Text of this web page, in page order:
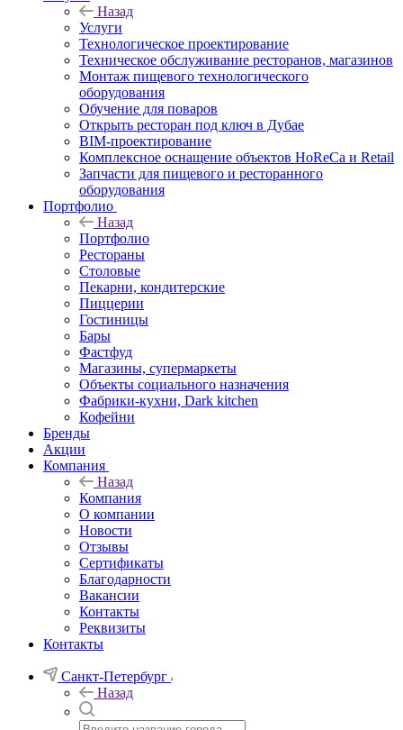
Назад
Услуги
Технологическое проектирование
Техническое обслуживание ресторанов, магазинов
Монтаж пищевого технологического
оборудования
Обучение для поваров
Открыть ресторан под ключ в Дубае
BIM-проектирование
Комплексное оснащение объектов HoReCa и Retail
Запчасти для пищевого и ресторанного
оборудования
Портфолио
Назад
Портфолио
Рестораны
Столовые
Пекарни, кондитерские
Пиццерии
Гостиницы
Бары
Фастфуд
Магазины, супермаркеты
Объекты социального назначения
Фабрики-кухни, Dark kitchen
Кофейни
Бренды
Акции
Компания
Назад
Компания
О компании
Новости
Отзывы
Сертификаты
Благодарности
Вакансии
Контакты
Реквизиты
Контакты
Санкт-Петербург
Назад